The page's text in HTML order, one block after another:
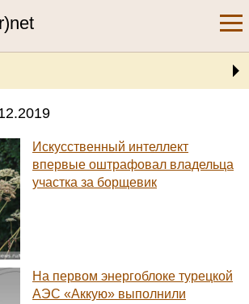
Искусственный интеллект
впервые оштрафовал владельца
участка за борщевик
На первом энергоблоке турецкой
АЭС «Аккую» выполнили